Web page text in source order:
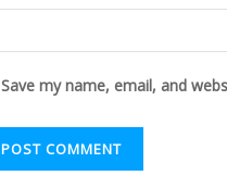
Save my name, email, and